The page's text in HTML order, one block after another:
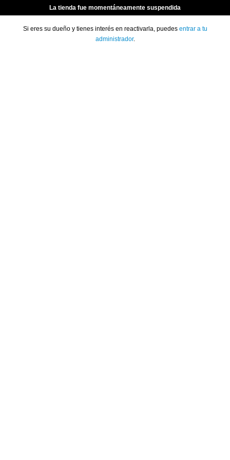
La tienda fue momentáneamente suspendida
Si eres su dueño y tienes interés en reactivarla, puedes entrar a tu
administrador.